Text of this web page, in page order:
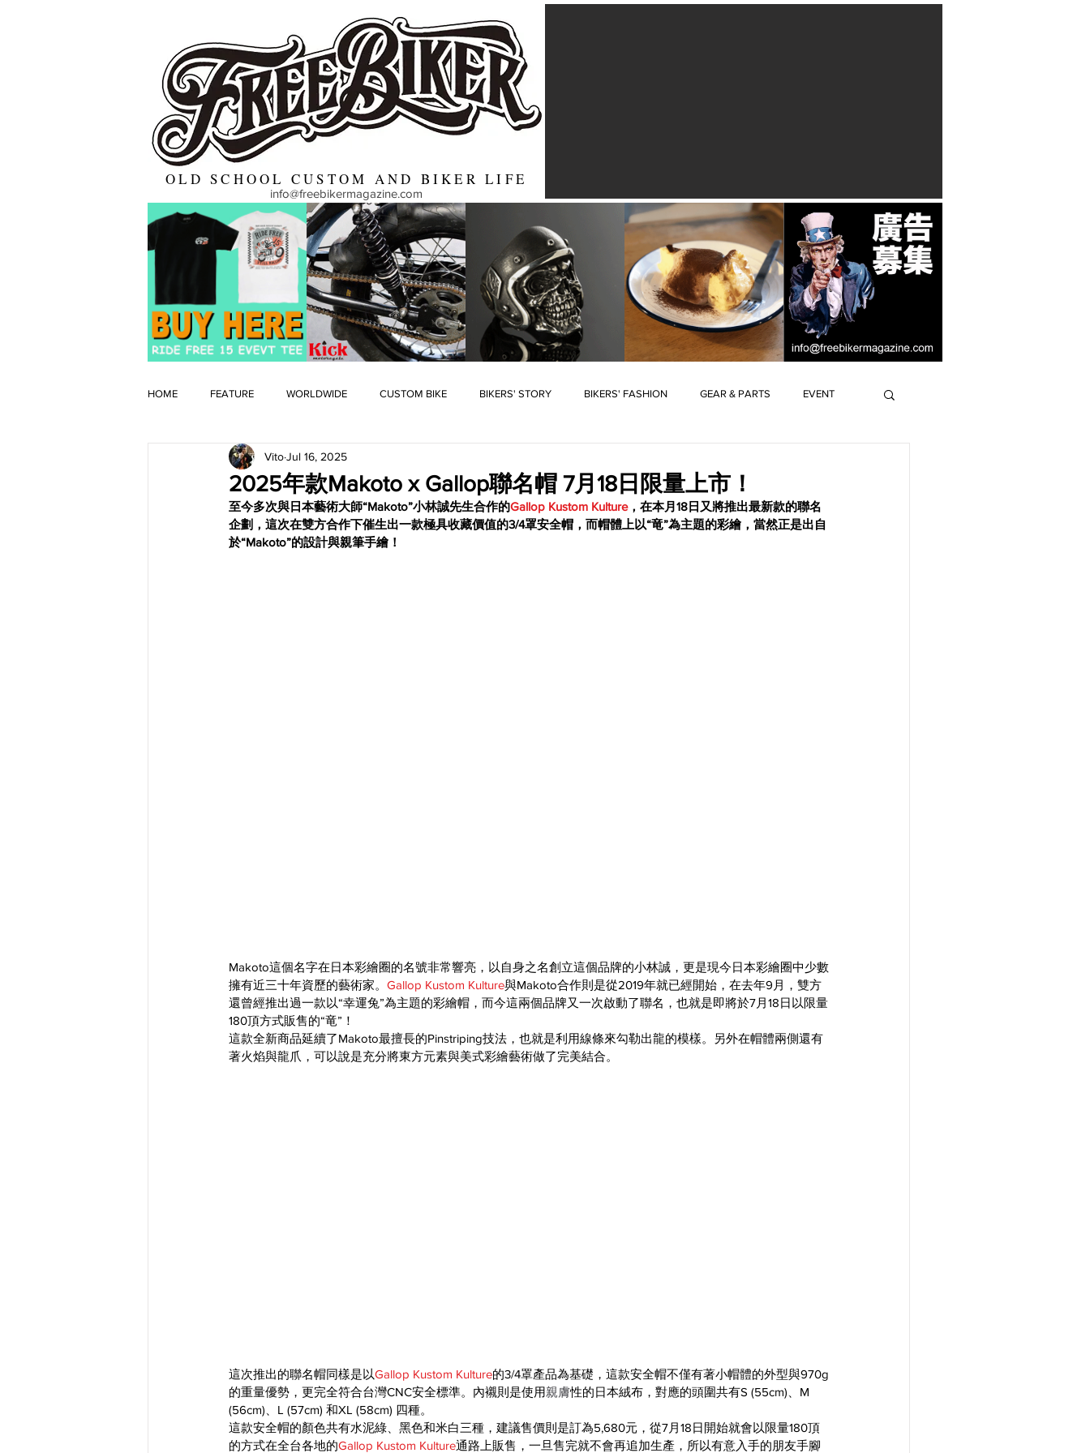
OLD SCHOOL CUSTOM AND BIKER LIFE
info@freebikermagazine.com
HOME FEATURE WORLDWIDE CUSTOM BIKE BIKERS' STORY BIKERS' FASHION GEAR & PARTS EVENT
OLD TIMER
2025年款Makoto x Gallop聯名帽 7月18日限量上市！
VitoJul 16, 2025
至今多次與日本藝術大師“Makoto”小林誠先生合作的Gallop Kustom Kulture，在本月18日又將推出最新款的聯名
企劃，這次在雙方合作下催生出一款極具收藏價值的3/4罩安全帽，而帽體上以“竜”為主題的彩繪，當然正是出自
於“Makoto”的設計與親筆手繪！
Makoto這個名字在日本彩繪圈的名號非常響亮，以自身之名創立這個品牌的小林誠，更是現今日本彩繪圈中少數
擁有近三十年資歷的藝術家。 Gallop Kustom Kulture與Makoto合作則是從2019年就已經開始，在去年9月，雙方
還曾經推出過一款以“幸運兔”為主題的彩繪帽，而今這兩個品牌又一次啟動了聯名，也就是即將於7月18日以限量
180頂方式販售的“竜”！
這款全新商品延續了Makoto最擅長的Pinstriping技法，也就是利用線條來勾勒出龍的模樣。另外在帽體兩側還有
著火焰與龍爪，可以說是充分將東方元素與美式彩繪藝術做了完美結合。
這次推出的聯名帽同樣是以Gallop Kustom Kulture的3/4罩產品為基礎，這款安全帽不僅有著小帽體的外型與970g
的重量優勢，更完全符合台灣CNC安全標準。內襯則是使用親膚性的日本絨布，對應的頭圍共有S (55cm)、M
(56cm)、L (57cm) 和XL (58cm) 四種。
這款安全帽的顏色共有水泥綠、黑色和米白三種， 建議售價則是訂為5,680元，從7月18日開始就會以限量180頂
的方式在全台各地的Gallop Kustom Kulture通路上販售，一旦售完就不會再追加生產，所以有意入手的朋友手腳